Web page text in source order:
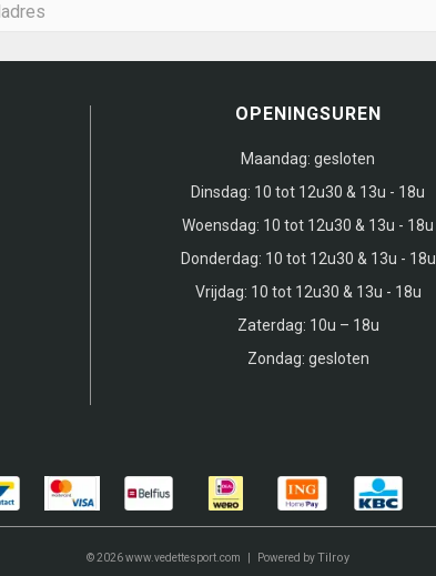
OPENINGSUREN
Maandag: gesloten
Dinsdag: 10 tot 12u30 & 13u - 18u
Woensdag: 10 tot 12u30 & 13u - 18u
Donderdag: 10 tot 12u30 & 13u - 18u
Vrijdag: 10 tot 12u30 & 13u - 18u
Zaterdag: 10u – 18u
Zondag: gesloten
© 2026 www.vedettesport.com | Powered byTilroy